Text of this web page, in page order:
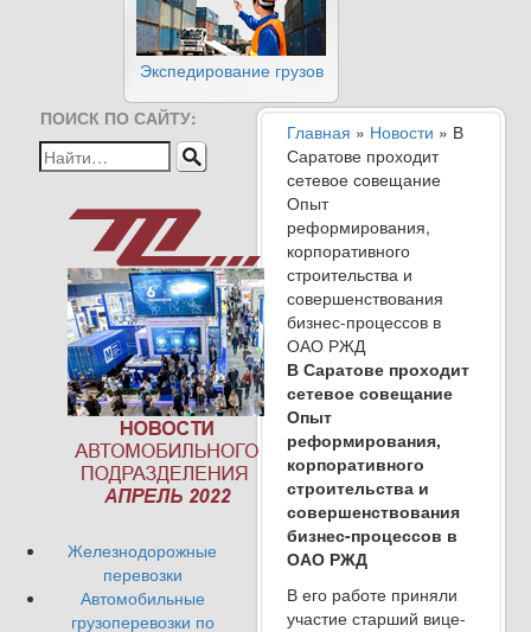
Экспедирование грузов
ПОИСК ПО САЙТУ:
Железнодорожные
перевозки
Автомобильные
грузоперевозки по
Главная » Новости » В
Саратове проходит
сетевое совещание
Опыт
реформирования,
корпоративного
строительства и
совершенствования
бизнес-процессов в
ОАО РЖД
В Саратове проходит
сетевое совещание
Опыт
реформирования,
корпоративного
строительства и
совершенствования
бизнес-процессов в
ОАО РЖД
В его работе приняли
участие старший вице-